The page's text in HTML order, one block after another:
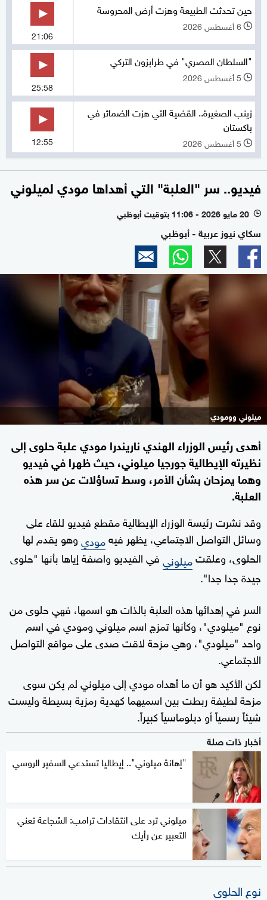
حين تحدثت الطبيعة وهزت أرض المحروسة
l 6 أغسطس 2026
21:06
"السلطان المصري" في طرابزون التركي
l 5 أغسطس 2026
25:58
زينب الصغيرة.. القضية التي هزت الضمائر في
باكستان
l 5 أغسطس 2026 12:55
فيديو.. سر "العلبة" التي أهداها مودي لميلوني
l 20 مايو 2026 - 11:06 بتوقيت أبوظبي
سكاي نيوز عربية - أبوظبي
ميلوني وومودي
أهدى رئيس الوزراء الهندي ناريندرا مودي علبة حلوى إلى
نظيرته الإيطالية جورجيا ميلوني، حيث ظهرا في فيديو
وهما يمزحان بشأن الأمر، وسط تساؤلات عن سر هذه
العلبة.
وقد نشرت رئيسة الوزراء الإيطالية مقطع فيديو للقاء على
وسائل التواصل الاجتماعي، يظهر فيهموديوهو يقدم لها
الحلوى، وعلقتميلونيفي الفيديو واصفة إياها بأنها "حلوى
جيدة جدا جدا".
السر في إهدائها هذه العلبة بالذات هو اسمها، فهي حلوى من
نوع "ميلودي"، وكأنها تمزج اسم ميلوني ومودي في اسم
واحد "ميلودي"، وهي مزحة لاقت صدى على مواقع التواصل
الاجتماعي.
لكن الأكيد هو أن ما أهداه مودي إلى ميلوني لم يكن سوى
مزحة لطيفة ربطت بين اسميهما كهدية رمزية بسيطة وليست
شيئاً رسمياً أو دبلوماسياً كبيراً.
أخبار ذات صلة
"إهانة ميلوني".. إيطاليا تستدعي السفير الروسي
ميلوني ترد على انتقادات ترامب: الشجاعة تعني
التعبير عن رأيك
نوع الحلوى